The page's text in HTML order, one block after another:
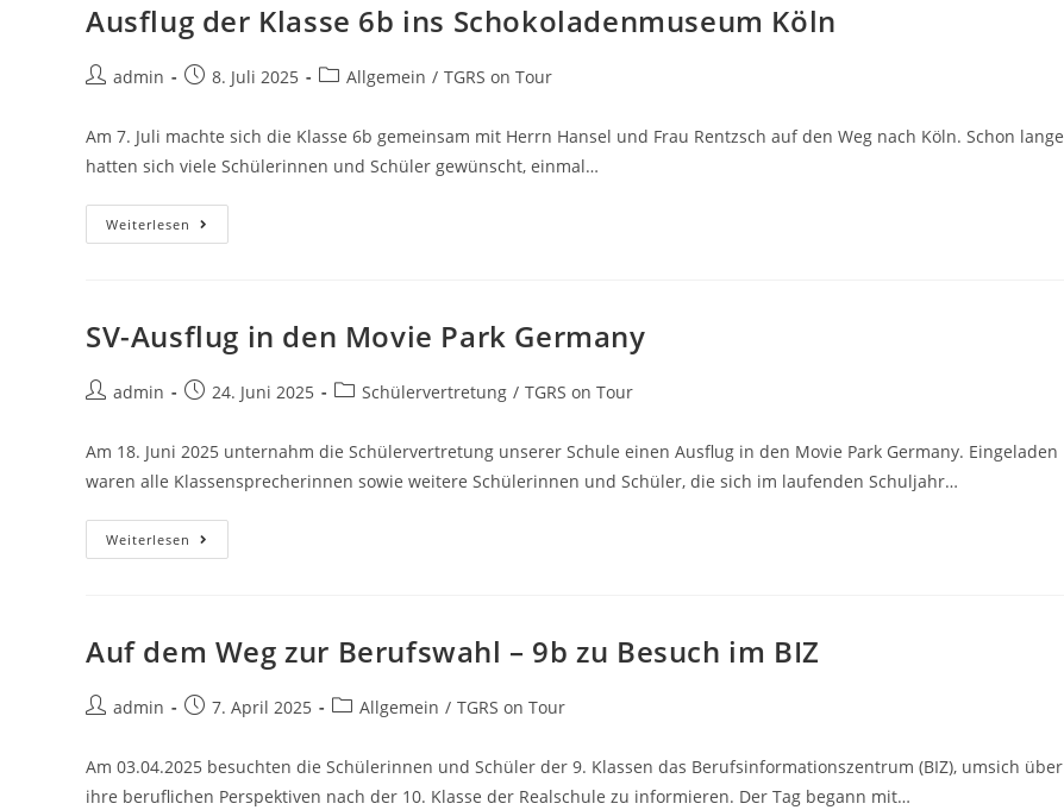
Ausflug der Klasse 6b ins Schokoladenmuseum Köln
admin 8. Juli 2025 Allgemein / TGRS on Tour
Am 7. Juli machte sich die Klasse 6b gemeinsam mit Herrn Hansel und Frau Rentzsch auf den Weg nach Köln. Schon lange
hatten sich viele Schülerinnen und Schüler gewünscht, einmal…
Weiterlesen
SV-Ausflug in den Movie Park Germany
admin 24. Juni 2025 Schülervertretung / TGRS on Tour
Am 18. Juni 2025 unternahm die Schülervertretung unserer Schule einen Ausflug in den Movie Park Germany. Eingeladen
waren alle Klassensprecherinnen sowie weitere Schülerinnen und Schüler, die sich im laufenden Schuljahr…
Weiterlesen
Auf dem Weg zur Berufswahl – 9b zu Besuch im BIZ
admin 7. April 2025 Allgemein / TGRS on Tour
Am 03.04.2025 besuchten die Schülerinnen und Schüler der 9. Klassen das Berufsinformationszentrum (BIZ), umsich über
ihre beruflichen Perspektiven nach der 10. Klasse der Realschule zu informieren. Der Tag begann mit…